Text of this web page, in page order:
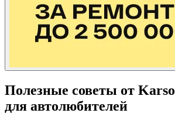
Полезные советы от Karso
для автолюбителей